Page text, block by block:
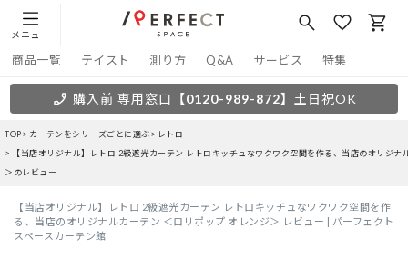
メニュー
商品一覧 テイスト 測り方 Q&A サービス 特集
購入前 専用窓口 【0120-989-872】 土日祝OK
TOP カーテンをシリーズごとに選ぶ
レトロ
【当店オリジナル】レトロ 2級遮光カーテン レトロキッチュなワクワク空間を作る、当店のオリジナ
＞のレビュー
【当店オリジナル】レトロ 2級遮光カーテン レトロキッチュなワクワク空間を作
る、当店のオリジナルカーテン ＜ロリポップ オレンジ＞ レビュー | パーフェクト
スペースカーテン館